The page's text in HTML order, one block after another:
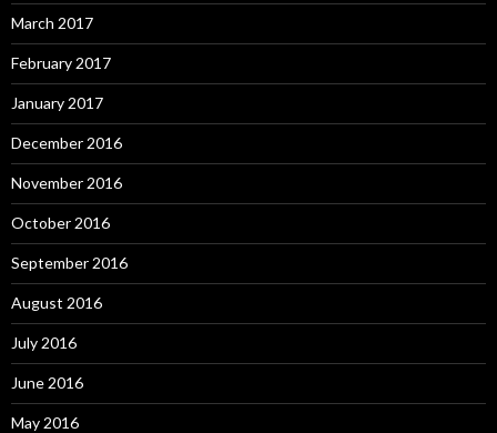
March 2017
February 2017
January 2017
December 2016
November 2016
October 2016
September 2016
August 2016
July 2016
June 2016
May 2016